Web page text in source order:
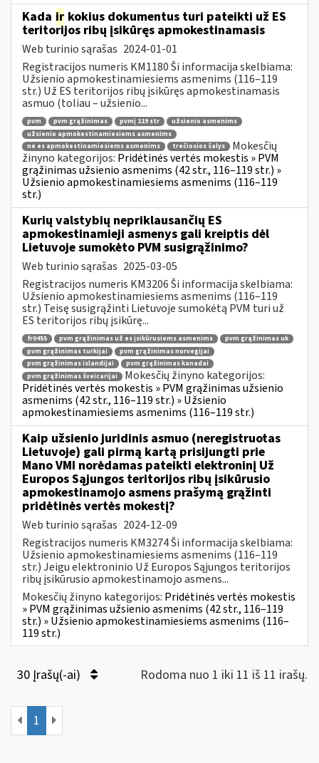
Kada ir kokius dokumentus turi pateikti už ES
teritorijos ribų įsikūręs apmokestinamasis
Web turinio sąrašas 2024-01-01
Registracijos numeris KM1180 Ši informacija skelbiama:
Užsienio apmokestinamiesiems asmenims (116–119
str.) Už ES teritorijos ribų įsikūręs apmokestinamasis
asmuo (toliau – užsienio...
pvm pvm grąžinimas pvmį 119 str
užsienio asmenims
užsienio apmokestinamiesiems asmenims
ne es apmokestinamiesiems asmenims
trečiosios šalys
Mokesčių
žinyno kategorijos: Pridėtinės vertės mokestis » PVM
grąžinimas užsienio asmenims (42 str., 116–119 str.) »
Užsienio apmokestinamiesiems asmenims (116–119
str.)
Kurių valstybių nepriklausančių ES
apmokestinamieji asmenys gali kreiptis dėl
Lietuvoje sumokėto PVM susigrąžinimo?
Web turinio sąrašas 2025-03-05
Registracijos numeris KM3206 Ši informacija skelbiama:
Užsienio apmokestinamiesiems asmenims (116–119
str.) Teisę susigrąžinti Lietuvoje sumokėtą PVM turi už
ES teritorijos ribų įsikūrę...
fr0455 pvm grąžinimas už es įsikūrusiems asmenims
pvm grąžinimas uk
pvm grąžinimas turkijai
pvm grąžinimas norvegijai
pvm grąžinimas islandijai
pvm grąžinimas kanadai
pvm grąžinimas šveicarijai
Mokesčių žinyno kategorijos:
Pridėtinės vertės mokestis » PVM grąžinimas užsienio
asmenims (42 str., 116–119 str.) » Užsienio
apmokestinamiesiems asmenims (116–119 str.)
Kaip užsienio juridinis asmuo (neregistruotas
Lietuvoje) gali pirmą kartą prisijungti prie
Mano VMI norėdamas pateikti elektroninį Už
Europos Sąjungos teritorijos ribų įsikūrusio
apmokestinamojo asmens prašymą grąžinti
pridėtinės vertės mokestį?
Web turinio sąrašas 2024-12-09
Registracijos numeris KM3274 Ši informacija skelbiama:
Užsienio apmokestinamiesiems asmenims (116–119
str.) Jeigu elektroninio Už Europos Sąjungos teritorijos
ribų įsikūrusio apmokestinamojo asmens...
Mokesčių žinyno kategorijos: Pridėtinės vertės mokestis
» PVM grąžinimas užsienio asmenims (42 str., 116–119
str.) » Užsienio apmokestinamiesiems asmenims (116–
119 str.)
30 Įrašų(-ai) Rodoma nuo 1 iki 11 iš 11 irašų.
1